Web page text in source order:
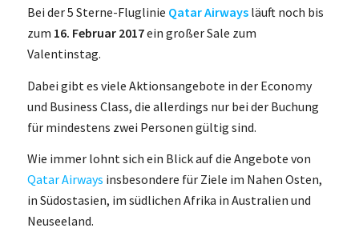
Bei der 5 Sterne-Fluglinie Qatar Airwaysläuft noch bis
zum 16. Februar 2017ein großer Sale zum
Valentinstag.
Dabei gibt es viele Aktionsangebote in der Economy
und Business Class, die allerdings nur bei der Buchung
für mindestens zwei Personen gültig sind.
Wie immer lohnt sich ein Blick auf die Angebote von
Qatar Airways insbesondere für Ziele im Nahen Osten,
in Südostasien, im südlichen Afrika in Australien und
Neuseeland.